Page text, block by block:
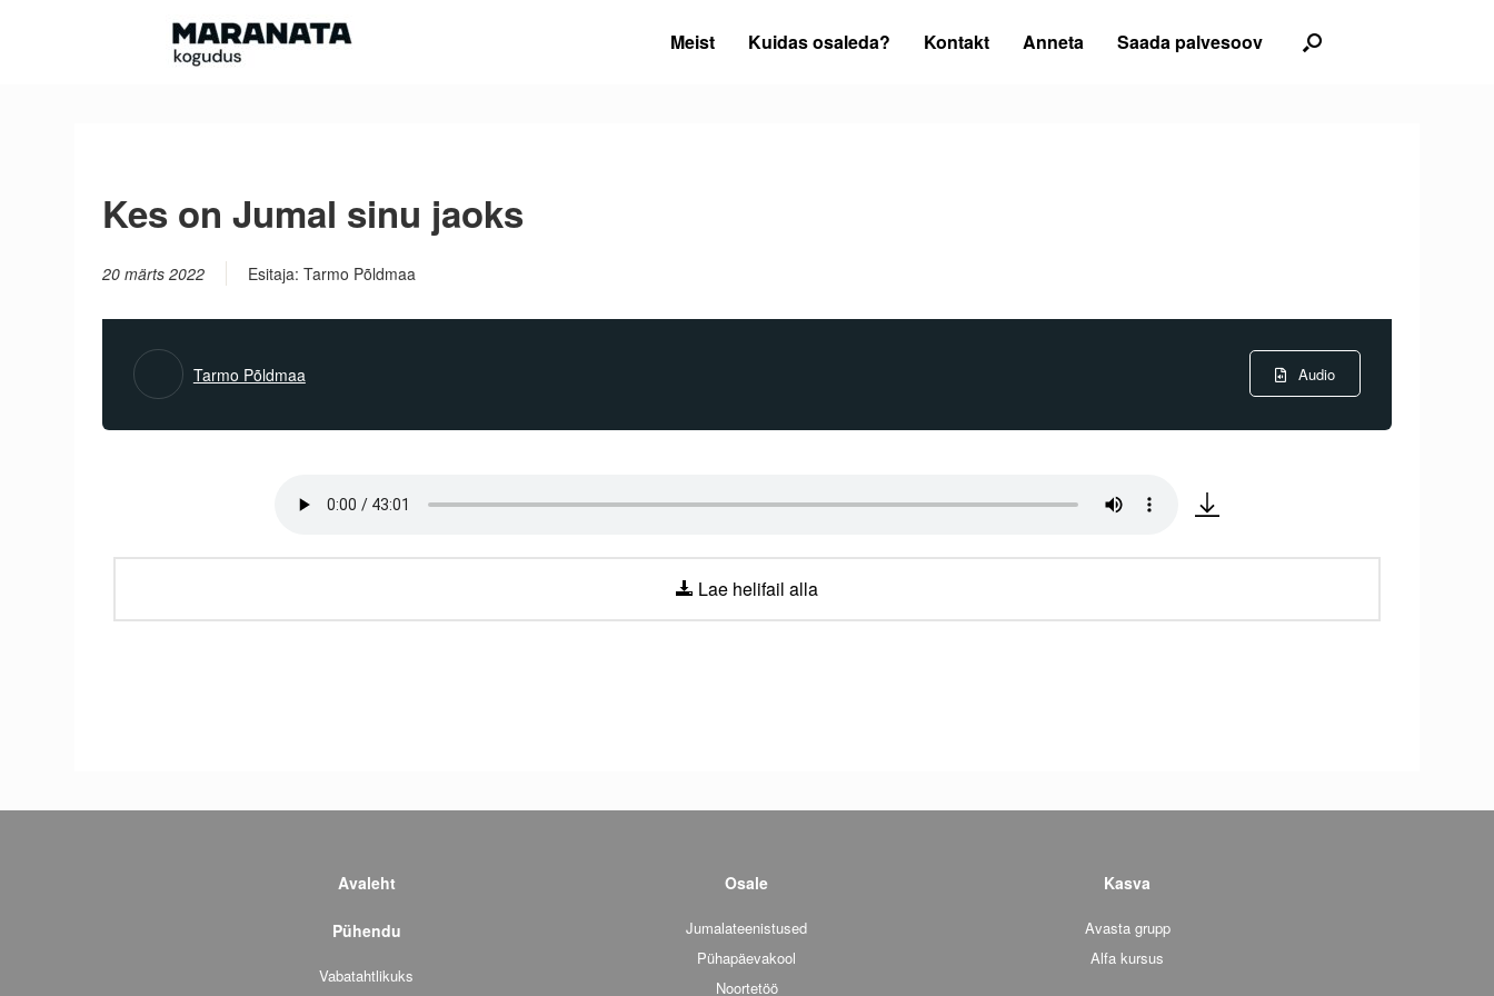
Meist Kuidas osaleda? Kontakt Anneta Saada palvesoov
Kes on Jumal sinu jaoks
20 märts 2022 Esitaja: Tarmo Põldmaa
Tarmo Põldmaa Audio
Lae helifail alla
Avaleht
Pühendu
Vabatahtlikuks
Osale
Jumalateenistused
Pühapäevakool
Noortetöö
Kasva
Avasta grupp
Alfa kursus